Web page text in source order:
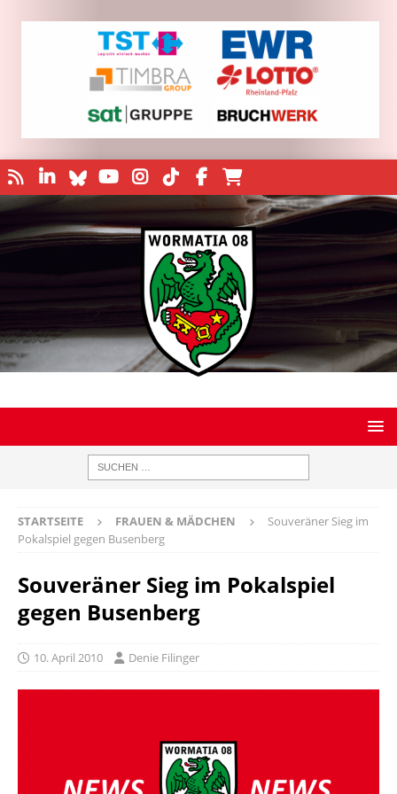
STARTSEITE FRAUEN & MÄDCHEN
Souveräner Sieg im
Pokalspiel gegen Busenberg
Souveräner Sieg im Pokalspiel
gegen Busenberg
10. April 2010 Denie Filinger